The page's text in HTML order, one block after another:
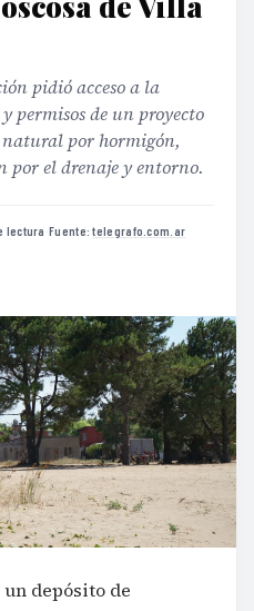
pidió acceso a la
de un proyecto
por hormigón,
por el drenaje y entorno.
lectura·Fuente:telegrafo.com.ar
depósito de
más de 3.500 metros